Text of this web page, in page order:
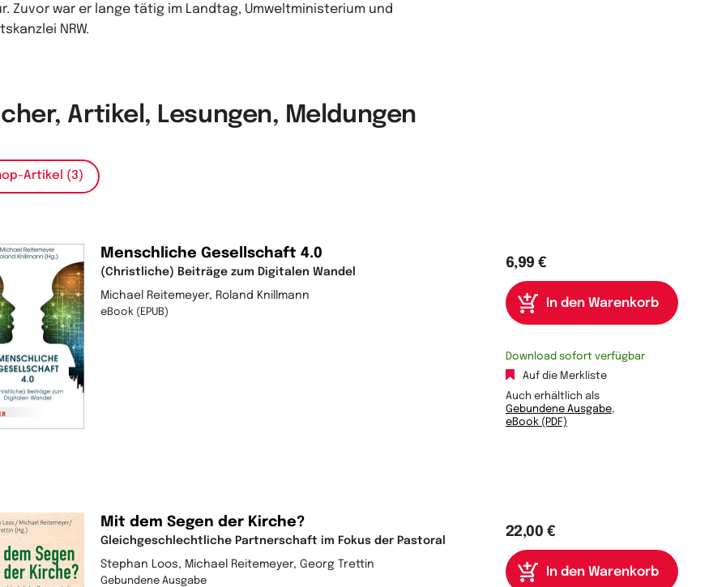
Zuvor war er lange tätig im Landtag, Umweltministerium und
NRW.
Artikel, Lesungen, Meldungen
Artikel (3)
Menschliche Gesellschaft 4.0
(Christliche) Beiträge zum Digitalen Wandel
Michael Reitemeyer, Roland Knillmann
eBook (EPUB)
6,99 €
Download sofort verfügbar
Auf die Merkliste
Auch erhältlich als
Gebundene Ausgabe,
eBook (PDF)
Mit dem Segen der Kirche?
Gleichgeschlechtliche Partnerschaft im Fokus der Pastoral
Stephan Loos, Michael Reitemeyer, Georg Trettin
Gebundene Ausgabe
22,00 €